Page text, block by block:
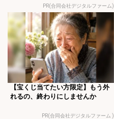
PR(合同会社デジタルファーム)
【宝くじ当てたい方限定】もう外
れるの、終わりにしませんか
PR(合同会社デジタルファーム )